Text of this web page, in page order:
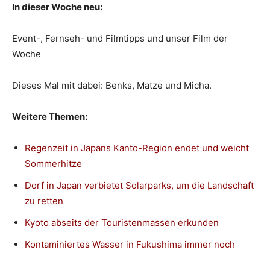
In dieser Woche neu:
Event-, Fernseh- und Filmtipps und unser Film der
Woche
Dieses Mal mit dabei: Benks, Matze und Micha.
Weitere Themen:
Regenzeit in Japans Kanto-Region endet und weicht
Sommerhitze
Dorf in Japan verbietet Solarparks, um die Landschaft
zu retten
Kyoto abseits der Touristenmassen erkunden
Kontaminiertes Wasser in Fukushima immer noch